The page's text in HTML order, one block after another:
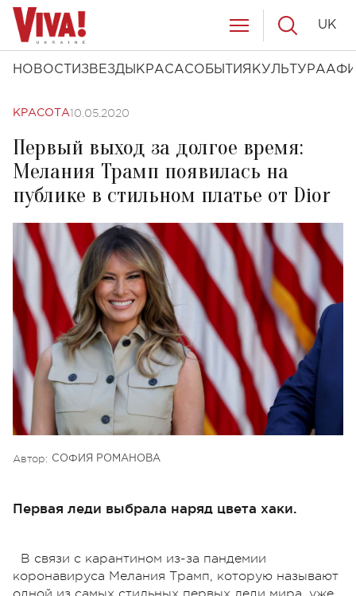
НОВОСТИ ЗВЕЗДЫ КРАСАСОБЫТИЯ КУЛЬТУРА
UK
КРАСОТА10.05.2020
Первый выход за долгое время:
Мелания Трамп появилась на
публике в стильном платье от Dior
Автор: СОФИЯ РОМАНОВА
Первая леди выбрала наряд цвета хаки.
В связи с карантином из-за пандемии
коронавируса Мелания Трамп, которую называют